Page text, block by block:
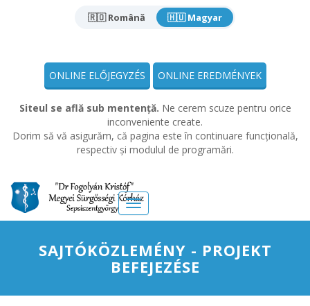
🇷🇴 Română 🇭🇺 Magyar
ONLINE ELŐJEGYZÉS ONLINE EREDMÉNYEK
Siteul se află sub mentență. Ne cerem scuze pentru orice
inconveniente create.
Dorim să vă asigurăm, că pagina este în continuare funcțională,
respectiv și modulul de programări.
Meniu
SAJTÓKÖZLEMÉNY - PROJEKT
BEFEJEZÉSE